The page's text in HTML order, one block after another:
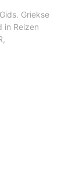
Griekse
in Reizen